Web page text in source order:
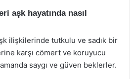
aşk hayatında nasıl
ilişkilerinde tutkulu ve sadık bir
karşı cömert ve koruyucu
saygı ve güven beklerler.